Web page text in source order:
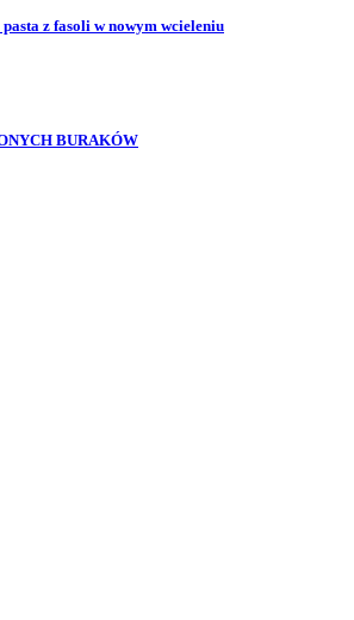
z fasoli w nowym wcieleniu
BURAKÓW